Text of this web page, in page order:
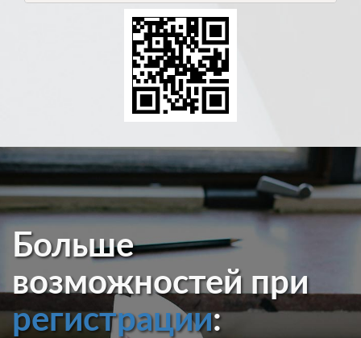
Больше
возможностей при
регистрации: